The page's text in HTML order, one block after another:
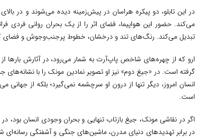
در این تابلو، دو پیکره هراسان در پیش‌زمینه دیده می‌شوند و در
می‌کند. حضور این هواپیما، فضای اثر را از یک بحران روانی
تبدیل می‌کند. رنگ‌های تند و درخشان، خطوط پرجنب‌وجوش و فضای
ارو که از چهره‌های شاخص پاپ‌آرت به شمار می‌رود، در آثارش بارها از
گرفته است. در «جیغ دوم» نیز او تصویر نمادین مونک را با
انسان امروز، دیگر تنها از درون او سرچشمه نمی‌گیرد؛ بلکه از
است.
اگر در نقاشی مونک، جیغ بازتاب تنهایی و بحران وجودی انسان بود،
در برابر تهدیدهای دنیای مدرن، ماشین‌های جنگی و آشفتگی